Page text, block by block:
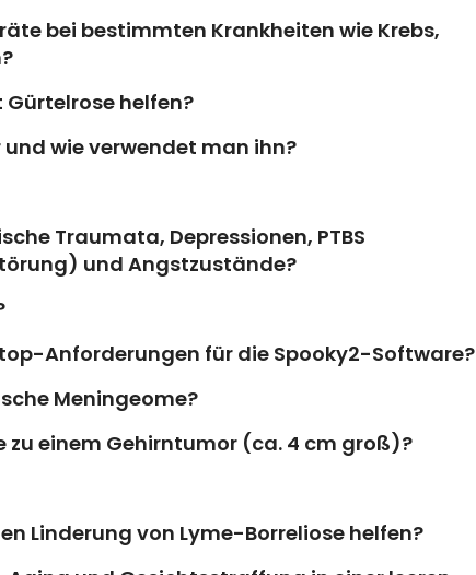
bei bestimmten Krankheiten wie Krebs,
Gürtelrose helfen?
wie verwendet man ihn?
Traumata, Depressionen, PTBS
und Angstzustände?
Anforderungen für die Spooky2-Software?
Meningeome?
zu einem Gehirntumor (ca. 4 cm groß)?
Linderung von Lyme-Borreliose helfen?